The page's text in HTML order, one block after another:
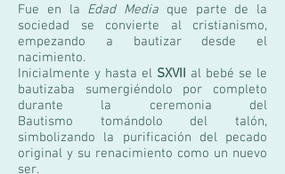
Fue en la Edad Media que parte de la
sociedad se convierte al cristianismo,
empezando a bautizar desde el
nacimiento.
Inicialmente y hasta el SXVII al bebé se le
bautizaba sumergiéndolo por completo
durante la ceremonia del
Bautismo tomándolo del talón,
simbolizando la purificación del pecado
original y su renacimiento como un nuevo
ser.